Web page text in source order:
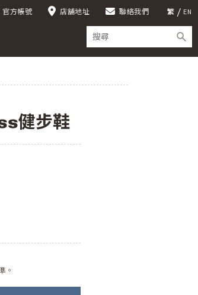
繁 EN
官方帳號 店舖地址 聯絡我們
健步鞋
。